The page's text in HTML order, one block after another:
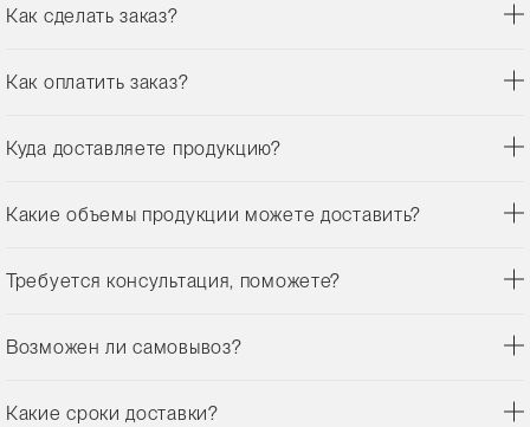
Как сделать заказ?
Как оплатить заказ?
Куда доставляете продукцию?
Какие объемы продукции можете доставить?
Требуется консультация, поможете?
Возможен ли самовывоз?
Какие сроки доставки?